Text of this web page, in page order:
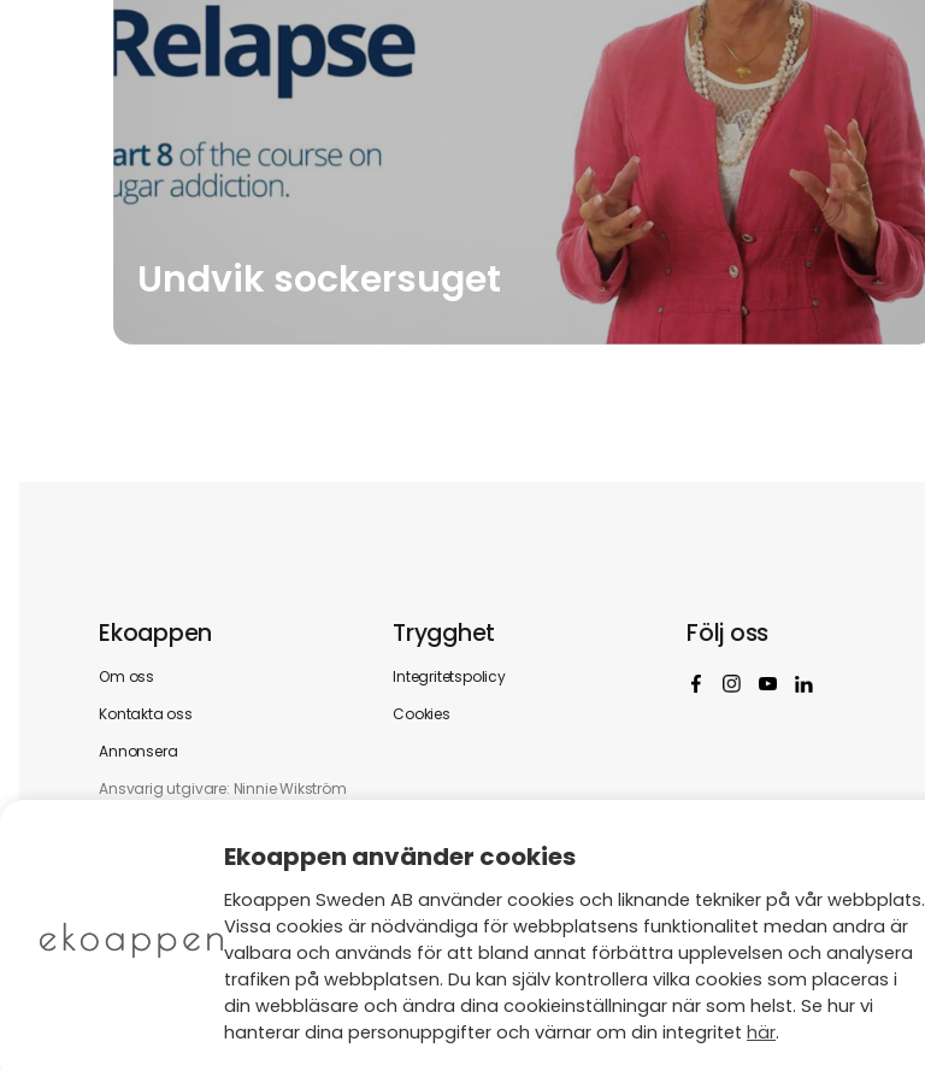
Undvik sockersuget
Ekoappen
Om oss
Kontakta oss
Annonsera
Ansvarig utgivare: Ninnie Wikström
Trygghet
Integritetspolicy
Cookies
Följ oss
Skapad av
Ekoappen använder cookies
Ekoappen Sweden AB använder cookies och liknande tekniker på vår webbplats.
Vissa cookies är nödvändiga för webbplatsens funktionalitet medan andra är
valbara och används för att bland annat förbättra upplevelsen och analysera
trafiken på webbplatsen. Du kan själv kontrollera vilka cookies som placeras i
din webbläsare och ändra dina cookieinställningar när som helst. Se hur vi
hanterar dina personuppgifter och värnar om din integritet här.